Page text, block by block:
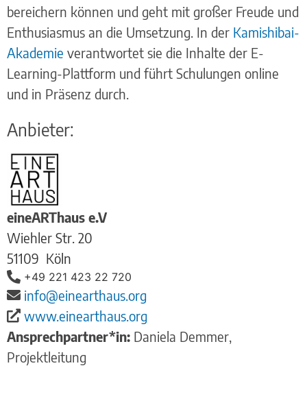
bereichern können und geht mit großer Freude und
Enthusiasmus an die Umsetzung. In der Kamishibai-
Akademie verantwortet sie die Inhalte der E-
Learning-Plattform und führt Schulungen online
und in Präsenz durch.
Anbieter:
eineARThaus e.V
Wiehler Str. 20
51109 Köln
+49 221 423 22 720
info@einearthaus.org
www.einearthaus.org
Ansprechpartner*in: Daniela Demmer,
Projektleitung